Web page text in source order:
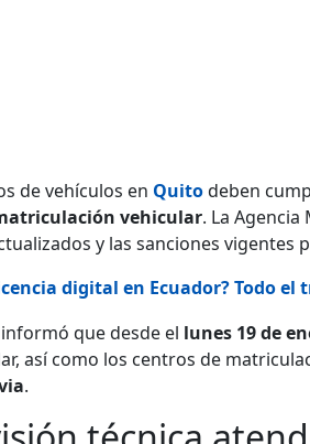
de vehículos en Quitodeben
vehicular. La
y las sanciones vigentes
digital en Ecuador? Todo
que desde el lunes 19 de
así como los centros de
.